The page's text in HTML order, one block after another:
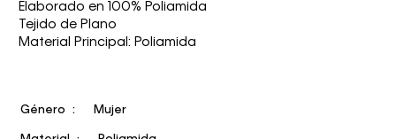
Elaborado en 100% Poliamida
Tejido de Plano
Material Principal: Poliamida
Género Mujer